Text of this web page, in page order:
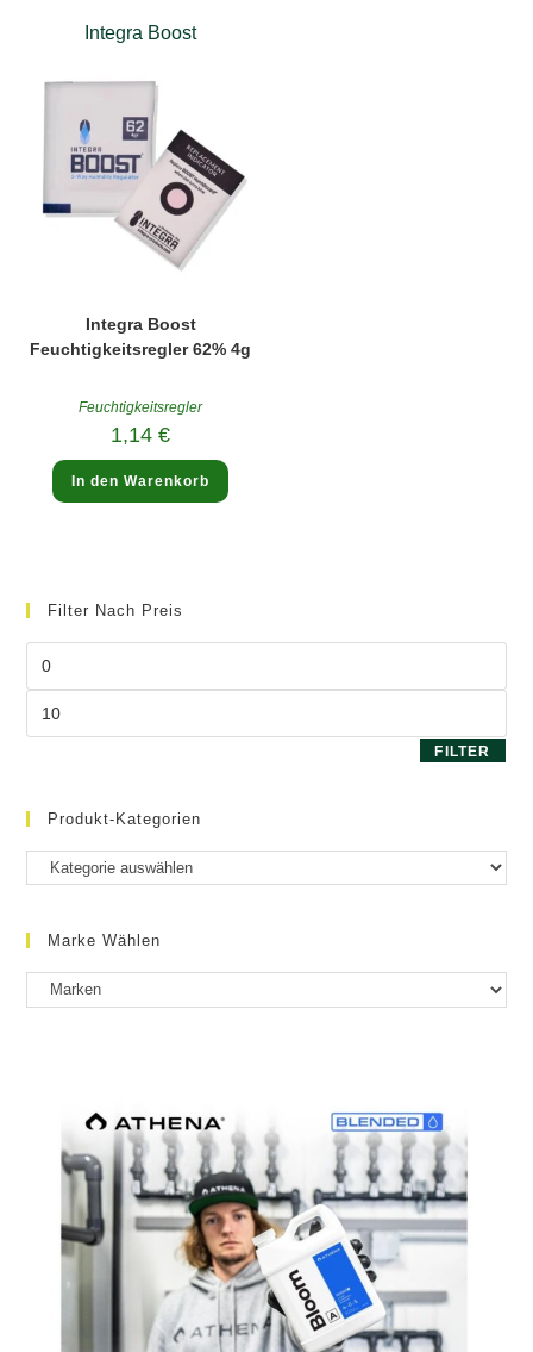
Integra Boost
Integra Boost
Feuchtigkeitsregler 62% 4g
Feuchtigkeitsregler
1,14€
In den Warenkorb
Filter Nach Preis
FILTER
Produkt-Kategorien
Marke Wählen